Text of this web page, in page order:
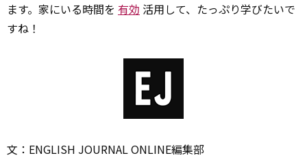
ます。家にいる時間を 有効 活用して、たっぷり学びたいで
すね！
文：ENGLISH JOURNAL ONLINE編集部